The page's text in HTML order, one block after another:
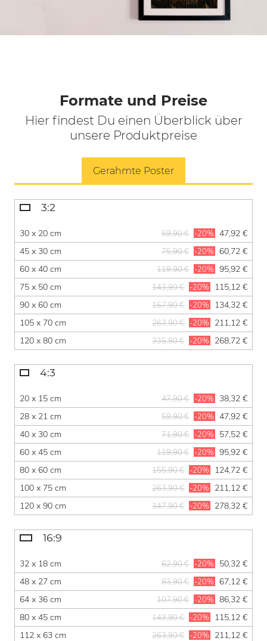
Formate und Preise
Hier findest Du einen Überblick über
unsere Produktpreise
Gerahmte Poster
3:2
30 x 20 cm 59,90 € -20%
47,92 €
45 x 30 cm
75,90 € -20%
60,72 €
60 x 40 cm
119,90 € -20%
95,92 €
75 x 50 cm
143,90 € -20%
115,12 €
90 x 60 cm
167,90 € -20%
134,32 €
105 x 70 cm
263,90 € -20%
211,12 €
120 x 80 cm
335,90 € -20% 268,72 €
4:3
20 x 15 cm 47,90 € -20%
38,32 €
28 x 21 cm
59,90 € -20%
47,92 €
40 x 30 cm
71,90 € -20%
57,52 €
60 x 45 cm
119,90 € -20%
95,92 €
80 x 60 cm
155,90 € -20%
124,72 €
100 x 75 cm
263,90 € -20%
211,12 €
120 x 90 cm
347,90 € -20% 278,32 €
16:9
32 x 18 cm 62,90 € -20%
50,32 €
48 x 27 cm
83,90 € -20%
67,12 €
64 x 36 cm
107,90 € -20%
86,32 €
80 x 45 cm
143,90 € -20%
115,12 €
112 x 63 cm
263,90 € -20%
211,12 €